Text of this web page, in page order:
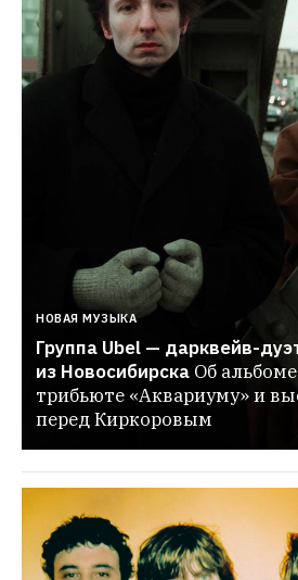
НОВАЯ МУЗЫКА
Группа Ubel — дарквейв-
из Новосибирска Об
трибьюте «Аквариуму» и
перед Киркоровым